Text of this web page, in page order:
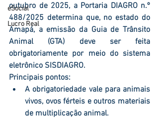
eSocial
Lucro Real
outubro de 2025, a Portaria DIAGRO n.º
Amapá, a emissão da Guia de Trânsito
Animal (GTA)
obrigatoriamente por meio do sistema
eletrônico SISDIAGRO.
Principais pontos:
A obrigatoriedade vale para animais
vivos, ovos férteis e outros materiais
de multiplicação animal.